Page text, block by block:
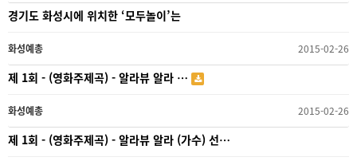
경기도 화성시에 위치한 ‘모두놀이’는
화성예총 2015-02-26
제 1회 - (영화주제곡) - 알라뷰 알라 …
화성예총 2015-02-26
제 1회 - (영화주제곡) - 알라뷰 알라 (가수) 선…